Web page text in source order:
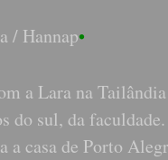
/ Hannap•
a Lara na
do sul, da
a casa de Porto